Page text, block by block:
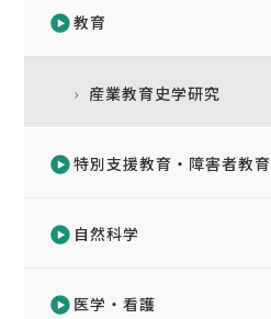
教育
産業教育史学研究
特別支援教育・障害者教育
自然科学
医学・看護